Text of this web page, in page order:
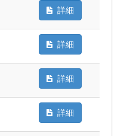
詳細
詳細
詳細
詳細